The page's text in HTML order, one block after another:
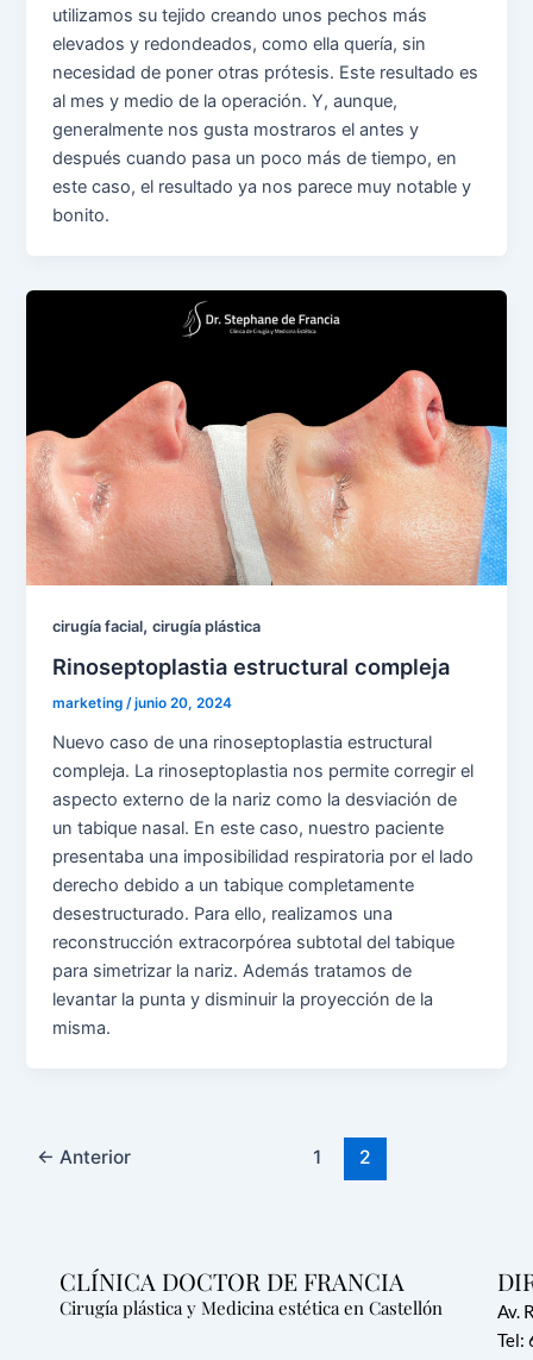
utilizamos su tejido creando unos pechos más
elevados y redondeados, como ella quería, sin
necesidad de poner otras prótesis. Este resultado es
al mes y medio de la operación. Y, aunque,
generalmente nos gusta mostraros el antes y
después cuando pasa un poco más de tiempo, en
este caso, el resultado ya nos parece muy notable y
bonito.
cirugía facial,cirugía plástica
Rinoseptoplastia estructural compleja
marketing/junio 20, 2024
Nuevo caso de una rinoseptoplastia estructural
compleja. La rinoseptoplastia nos permite corregir el
aspecto externo de la nariz como la desviación de
un tabique nasal. En este caso, nuestro paciente
presentaba una imposibilidad respiratoria por el lado
derecho debido a un tabique completamente
desestructurado. Para ello, realizamos una
reconstrucción extracorpórea subtotal del tabique
para simetrizar la nariz. Además tratamos de
levantar la punta y disminuir la proyección de la
misma.
← Anterior 1 2
CLÍNICA DOCTOR DE FRANCIA
Cirugía plástica y Medicina estética en Castellón
Av.
Tel: